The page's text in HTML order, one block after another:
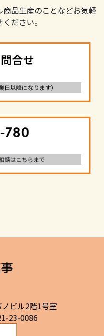
品生産のことなどお気軽
ださい。
合せ
以降になります）
780
談はこちらまで
ビル2階1号室
23-0086